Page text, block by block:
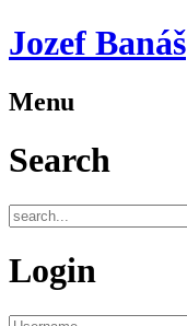
Jozef Banáš
Menu
Search
Login